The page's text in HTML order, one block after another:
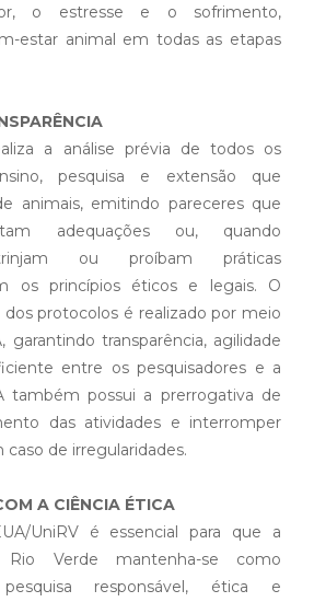
o estresse e o sofrimento,
estar animal em todas as etapas
a análise prévia de todos os
pesquisa e extensão que
animais, emitindo pareceres que
adequações ou, quando
ou proíbam práticas
os princípios éticos e legais. O
protocolos é realizado por meio
garantindo transparência, agilidade
entre os pesquisadores e a
também possui a prerrogativa de
das atividades e interromper
de irregularidades.
A CIÊNCIA ÉTICA
UniRV é essencial para que a
Rio Verde mantenha-se como
responsável, ética e